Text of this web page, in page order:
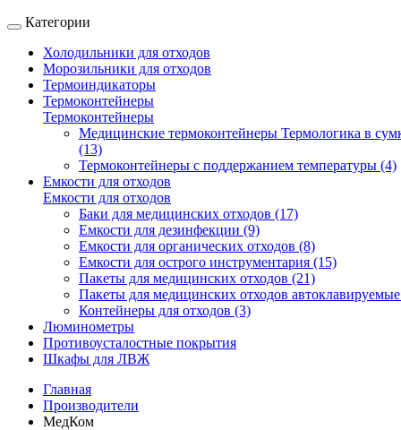
Категории
Холодильники для отходов
Морозильники для отходов
Термоиндикаторы
Термоконтейнеры
Термоконтейнеры
Медицинские термоконтейнеры Термологика в
(13)
Термоконтейнеры с поддержанием температуры (4)
Емкости для отходов
Емкости для отходов
Баки для медицинских отходов (17)
Емкости для дезинфекции (9)
Емкости для органических отходов (8)
Емкости для острого инструментария (15)
Пакеты для медицинских отходов (21)
Пакеты для медицинских отходов
Контейнеры для отходов (3)
Люминометры
Противоусталостные покрытия
Шкафы для ЛВЖ
Главная
Производители
МедКом